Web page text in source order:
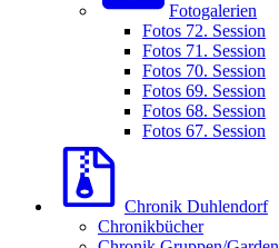
Fotogalerien
Fotos 72. Session
Fotos 71. Session
Fotos 70. Session
Fotos 69. Session
Fotos 68. Session
Fotos 67. Session
Chronik Duhlendorf
Chronikbücher